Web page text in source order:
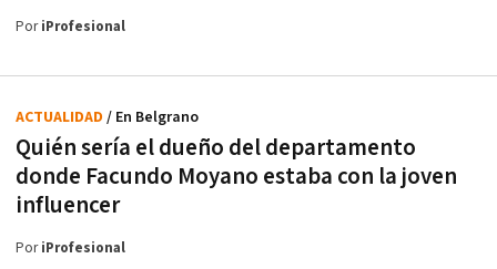
PoriProfesional
Quién sería el dueño del departamento
donde Facundo Moyano estaba con la joven
influencer
ACTUALIDAD / En Belgrano
PoriProfesional